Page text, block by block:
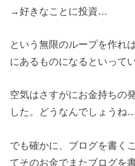
→好きなことに投資…
という無限のループを作れ
にあるものになるといって
空気はさすがにお金持ちの
した。どうなんでしょうね…
でも確かに、ブログを書く
てそのお金でまたブログを